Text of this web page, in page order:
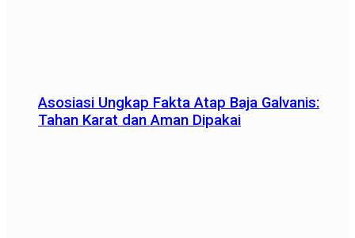
Asosiasi Ungkap Fakta Atap Baja Galvanis:
Tahan Karat dan Aman Dipakai